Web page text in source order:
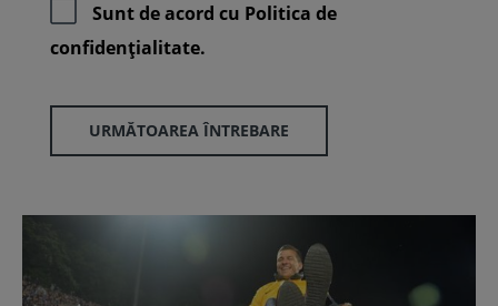
Sunt de acord cu Politica de
confidenţialitate.
URMĂTOAREA ÎNTREBARE